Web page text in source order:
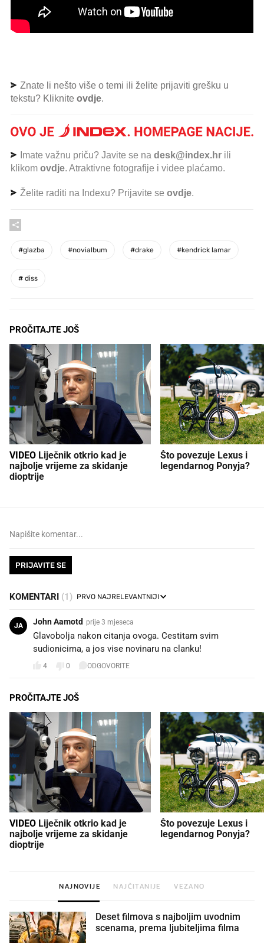
Znate li nešto više o temi ili želite prijaviti grešku u
tekstu? Kliknite ovdje.
Imate važnu priču? Javite se na desk@index.hr ili
klikom ovdje. Atraktivne fotografije i videe plaćamo.
Želite raditi na Indexu? Prijavite se ovdje.
#glazba #novialbum #drake #kendrick lamar
# diss
PROČITAJTE JOŠ
VIDEO
najbolje vrijeme za skidanje
dioptrije
Što povezuje Lexus i
legendarnog Ponyja?
PRIJAVITE SE
KOMENTARI (1)
JA John Aamotd prije 3 mjeseca
Glavobolja nakon citanja ovoga. Cestitam svim
sudionicima, a jos vise novinaru na clanku!
4 0 ODGOVORITE
PROČITAJTE JOŠ
VIDEO
najbolje vrijeme za skidanje
dioptrije
Što povezuje Lexus i
legendarnog Ponyja?
NAJNOVIJE NAJČITANIJE VEZANO
Deset filmova s najboljim uvodnim
scenama, prema ljubiteljima filma